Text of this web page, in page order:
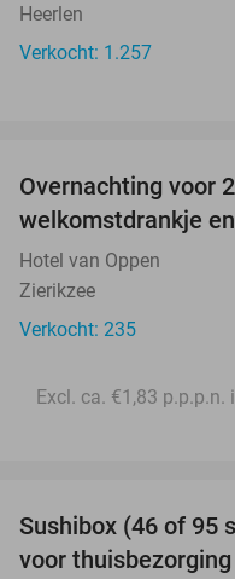
Heerlen
Verkocht: 1.257
Overnachting voor
welkomstdrankje
Hotel van Oppen
Zierikzee
Verkocht: 235
Excl. ca. €1,83
Sushibox (46 of 95
voor thuisbezorging